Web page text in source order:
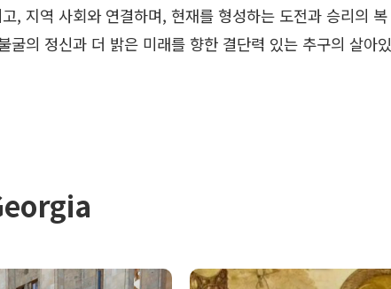
, 지역 사회와 연결하며, 현재를 형성하는 도전과 승리의 복
의 정신과 더 밝은 미래를 향한 결단력 있는 추구의 살아있